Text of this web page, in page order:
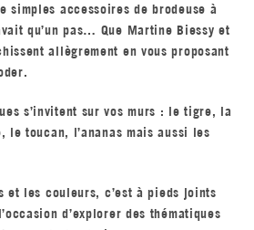
simples accessoires de brodeuse à
qu’un pas… Que Martine Biessy et
allègrement en vous proposant
s’invitent sur vos murs : le tigre, la
le toucan, l’ananas mais aussi les
et les couleurs, c’est à pieds joints
d’explorer des thématiques